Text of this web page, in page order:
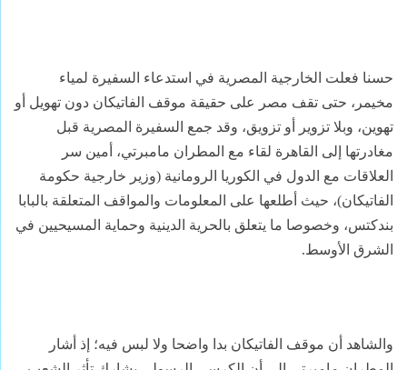
حسنا فعلت الخارجية المصرية في استدعاء السفيرة لمياء
مخيمر، حتى تقف مصر على حقيقة موقف الفاتيكان دون تهويل أو
تهوين، وبلا تزوير أو تزويق، وقد جمع السفيرة المصرية قبل
مغادرتها إلى القاهرة لقاء مع المطران مامبرتي، أمين سر
العلاقات مع الدول في الكوريا الرومانية (وزير خارجية حكومة
الفاتيكان)، حيث أطلعها على المعلومات والمواقف المتعلقة بالبابا
بندكتس، وخصوصا ما يتعلق بالحرية الدينية وحماية المسيحيين في
الشرق الأوسط.
والشاهد أن موقف الفاتيكان بدا واضحا ولا لبس فيه؛ إذ أشار